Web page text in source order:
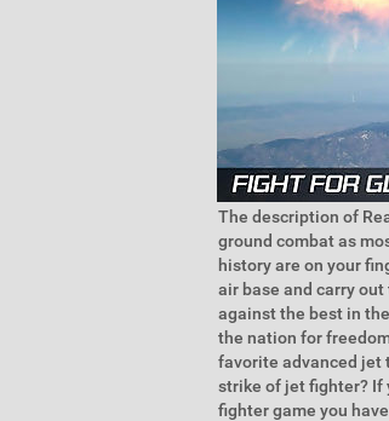
The description of
ground combat as
history are on your
air base and carry
against the best in
the nation for
favorite advanced jet
strike of jet fighter? If
fighter game you